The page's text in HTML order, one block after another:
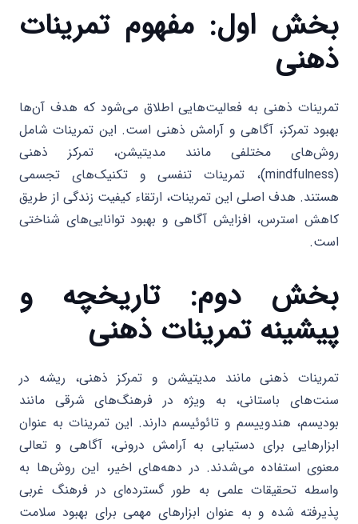
بخش اول: مفهوم تمرینات
ذهنی
تمرینات ذهنی به فعالیت‌هایی اطلاق می‌شود که هدف آن‌ها
بهبود تمرکز، آگاهی و آرامش ذهنی است. این تمرینات شامل
روش‌های مختلفی مانند مدیتیشن، تمرکز ذهنی
(mindfulness)، تمرینات تنفسی و تکنیک‌های تجسمی
هستند. هدف اصلی این تمرینات، ارتقاء کیفیت زندگی از طریق
کاهش استرس، افزایش آگاهی و بهبود توانایی‌های شناختی
است.
بخش دوم: تاریخچه و
پیشینه تمرینات ذهنی
تمرینات ذهنی مانند مدیتیشن و تمرکز ذهنی، ریشه در
سنت‌های باستانی، به ویژه در فرهنگ‌های شرقی مانند
بودیسم، هندوییسم و تائوئیسم دارند. این تمرینات به عنوان
ابزارهایی برای دستیابی به آرامش درونی، آگاهی و تعالی
معنوی استفاده می‌شدند. در دهه‌های اخیر، این روش‌ها به
واسطه تحقیقات علمی به طور گسترده‌ای در فرهنگ غربی
پذیرفته شده و به عنوان ابزارهای مهمی برای بهبود سلامت